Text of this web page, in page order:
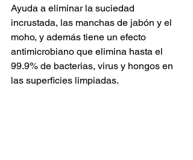
Ayuda a eliminar la suciedad
incrustada, las manchas de jabón y el
moho, y además tiene un efecto
antimicrobiano que elimina hasta el
99.9% de bacterias, virus y hongos en
las superficies limpiadas.